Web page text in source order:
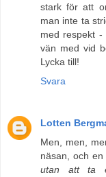
stark för att
man inte ta
med respekt
vän med vid
Lycka till!
Svara
Lotten
Men, men,
näsan, och
utan att ta